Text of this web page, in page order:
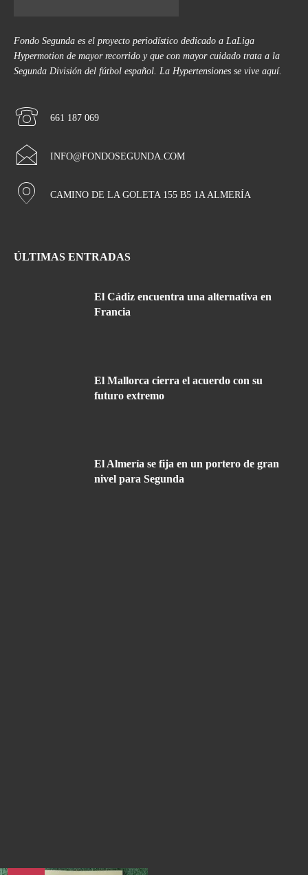
Fondo Segunda es el proyecto periodístico dedicado a LaLiga
Hypermotion de mayor recorrido y que con mayor cuidado trata a la
Segunda División del fútbol español. La Hypertensiones se vive aquí.
661 187 069
INFO@FONDOSEGUNDA.COM
CAMINO DE LA GOLETA 155 B5 1A ALMERÍA
ÚLTIMAS ENTRADAS
El Cádiz encuentra una alternativa en
Francia
El Mallorca cierra el acuerdo con su
futuro extremo
El Almería se fija en un portero de gran
nivel para Segunda